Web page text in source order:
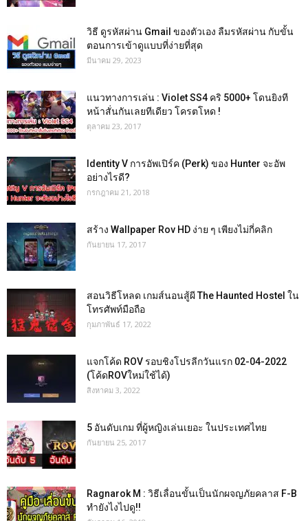
วิธี ดูรหัสผ่าน Gmail ของตัวเอง ลืมรหัสผ่าน กับขั้น
ตอนการเข้าดูแบบที่ง่ายที่สุด
มีนาคม 29, 2023
แนวทางการเล่น : Violet SS4 คริ 5000+ โดนยิงที
หน้าสั่นกันเลยทีเดียว โครตโหด !
ตุลาคม 23, 2017
Identity V การอัพเปิร์ค (Perk) ของ Hunter จะอัพ
อย่างไรดี?
กรกฎาคม 21, 2018
สร้าง Wallpaper Rov HD ง่าย ๆ เพียงไม่กี่คลิก
กันยายน 17, 2017
สอนวิธีโหลด เกมส์นอนสู้ผี The Haunted Hostel ใน
โทรศัพท์มือถือ
กุมภาพันธ์ 17, 2022
แจกโค้ด ROV รอบชิงโปรลีกวันแรก 02-04-2022
(โค้ดROVใหม่ใช้ได้)
สิงหาคม 3, 2022
5 อันดับเกม ที่ผู้หญิงเล่นเยอะ ในประเทศไทย
กันยายน 25, 2017
Ragnarok M : วิธีเลื่อนขั้นเป็นนักผจญภัยคลาส F-B
ทำยังไงไปดู!!